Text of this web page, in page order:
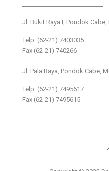
Jl. Bukit Raya I, Pondok
Telp. (62-21) 7403035
Fax (62-21) 740266
Jl. Pala Raya, Pondok Cabe,
Telp. (62-21) 7495617
Fax (62-21) 7495615